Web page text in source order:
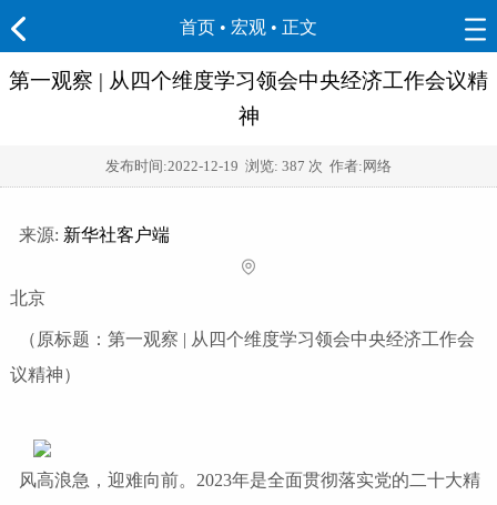
首页 • 宏观 • 正文
第一观察 | 从四个维度学习领会中央经济工作会议精
神
发布时间:2022-12-19 浏览: 387 次 作者:网络
来源: 新华社客户端
北京
（原标题：第一观察 | 从四个维度学习领会中央经济工作会
议精神）
风高浪急，迎难向前。2023年是全面贯彻落实党的二十大精